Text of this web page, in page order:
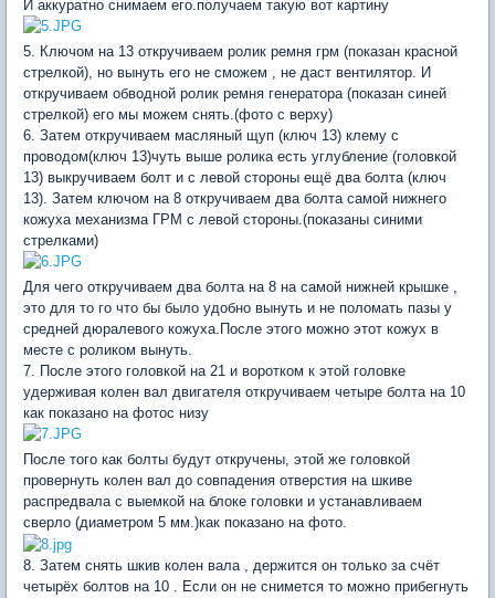
И аккуратно снимаем его.получаем такую вот картину
5. Ключом на 13 откручиваем ролик ремня грм (показан красной
стрелкой), но вынуть его не сможем , не даст вентилятор. И
откручиваем обводной ролик ремня генератора (показан синей
стрелкой) его мы можем снять.(фото с верху)
6. Затем откручиваем масляный щуп (ключ 13) клему с
проводом(ключ 13)чуть выше ролика есть углубление (головкой
13) выкручиваем болт и с левой стороны ещё два болта (ключ
13). Затем ключом на 8 откручиваем два болта самой нижнего
кожуха механизма ГРМ с левой стороны.(показаны синими
стрелками)
Для чего откручиваем два болта на 8 на самой нижней крышке ,
это для то го что бы было удобно вынуть и не поломать пазы у
средней дюралевого кожуха.После этого можно этот кожух в
месте с роликом вынуть.
7. После этого головкой на 21 и воротком к этой головке
удерживая колен вал двигателя откручиваем четыре болта на 10
как показано на фотос низу
После того как болты будут откручены, этой же головкой
провернуть колен вал до совпадения отверстия на шкиве
распредвала с выемкой на блоке головки и устанавливаем
сверло (диаметром 5 мм.)как показано на фото.
8. Затем снять шкив колен вала , держится он только за счёт
четырёх болтов на 10 . Если он не снимется то можно прибегнуть